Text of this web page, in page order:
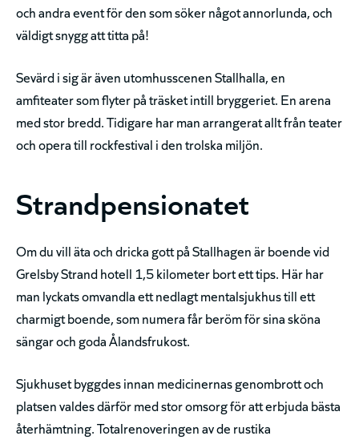
och andra event för den som söker något annorlunda, och
väldigt snygg att titta på!
Sevärd i sig är även utomhusscenen Stallhalla, en
amfiteater som flyter på träsket intill bryggeriet. En arena
med stor bredd. Tidigare har man arrangerat allt från teater
och opera till rockfestival i den trolska miljön.
Strandpensionatet
Om du vill äta och dricka gottpå Stallhagen är boende vid
Grelsby Strand hotell 1,5 kilometer bort ett tips. Här har
man lyckats omvandla ett nedlagt mentalsjukhus till ett
charmigt boende, som numera får beröm för sina sköna
sängar och goda Ålandsfrukost.
Sjukhuset byggdes innan medicinernas genombrott och
platsen valdes därför med stor omsorg för att erbjuda bästa
återhämtning. Totalrenoveringen av de rustika